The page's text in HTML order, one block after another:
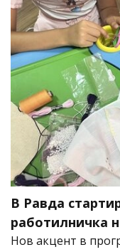
В Равда
работилничка
Нов акцент в